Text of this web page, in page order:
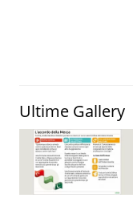
Ultime Gallery